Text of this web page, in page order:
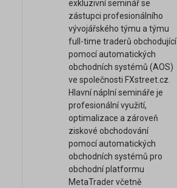
exkluzivní seminář se
zástupci profesionálního
vývojářského týmu a týmu
full-time traderů obchodující
pomocí automatických
obchodních systémů (AOS)
ve společnosti FXstreet.cz.
Hlavní náplní semináře je
profesionální využití,
optimalizace a zároveň
ziskové obchodování
pomocí automatických
obchodních systémů pro
obchodní platformu
MetaTrader včetně